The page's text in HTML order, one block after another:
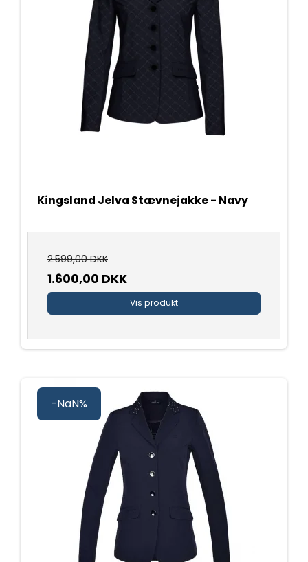
Kingsland Jelva Stævnejakke - Navy
2.599,00 DKK
1.600,00 DKK
Vis produkt
-NaN%